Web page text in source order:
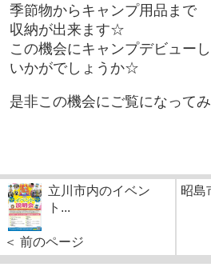
季節物からキャンプ用品まで
収納が出来ます☆
この機会にキャンプデビュー
いかがでしょうか☆
是非この機会にご覧になって
立川市内のイベン
ト...
＜ 前のページ
昭島